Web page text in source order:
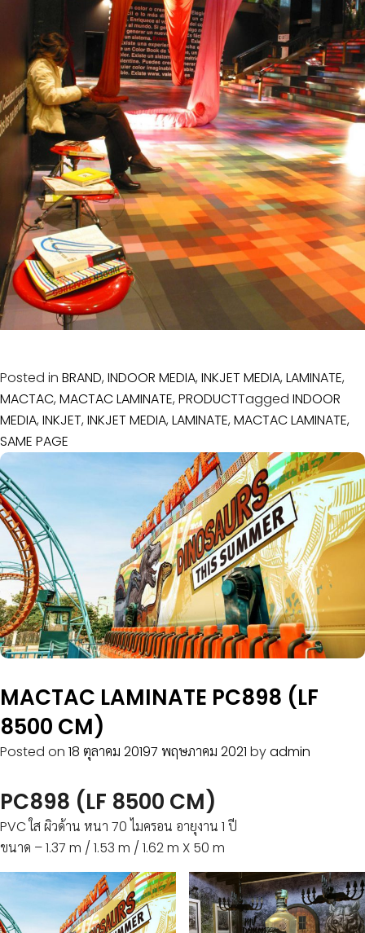
Posted in BRAND, INDOOR MEDIA, INKJET MEDIA, LAMINATE,
MACTAC, MACTAC LAMINATE, PRODUCTTagged INDOOR
MEDIA, INKJET, INKJET MEDIA, LAMINATE, MACTAC LAMINATE,
SAME PAGE
MACTAC LAMINATE PC898 (LF
8500 CM)
Posted on 18 ตุลาคม 20197 พฤษภาคม 2021 byadmin
PC898 (LF 8500 CM)
PVC ใส ผิวด้าน หนา 70 ไมครอน อายุงาน 1 ปี
ขนาด – 1.37 m / 1.53 m / 1.62 m X 50 m